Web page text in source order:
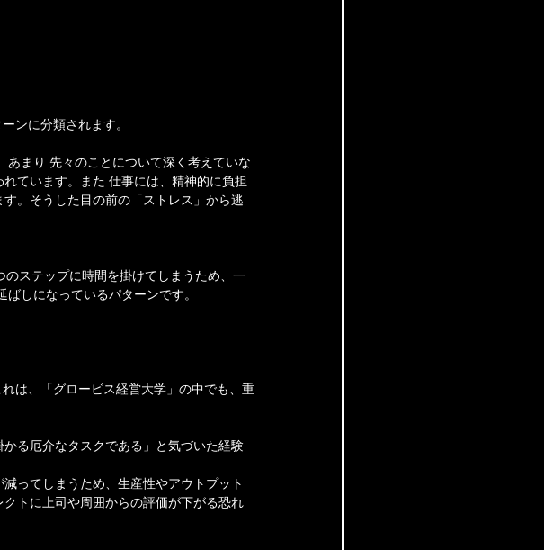
ンに分類されます。
あまり 先々のことについて深く考えていな
ています。また 仕事には、精神的に負担
。そうした目の前の「ストレス」から逃
ステップに時間を掛けてしまうため、一
しになっているパターンです。
は、「グロービス経営大学」の中でも、重
る厄介なタスクである」と気づいた経験
ってしまうため、生産性やアウトプット
トに上司や周囲からの評価が下がる恐れ